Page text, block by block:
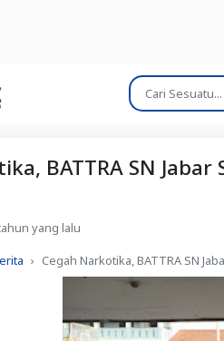
BATTRA SN
yang lalu
Cegah Narkotika, BATTRA SN